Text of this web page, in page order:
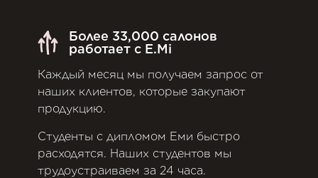
Более 33,000 салонов
работает с E.Mi
Каждый месяц мы получаем запрос от
наших клиентов, которые закупают
продукцию.
Студенты с дипломом Еми быстро
расходятся. Наших студентов мы
трудоустраиваем за 24 часа.